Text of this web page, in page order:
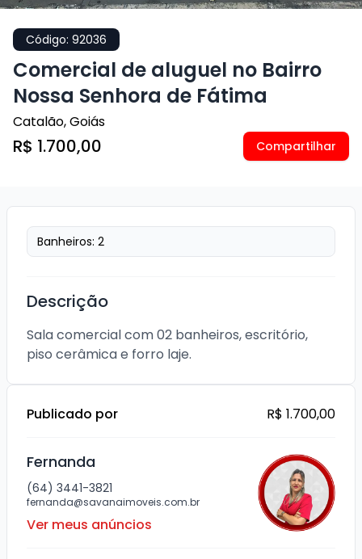
Código: 92036
Comercial de aluguel no Bairro
Nossa Senhora de Fátima
Catalão,Goiás
R$ 1.700,00 Compartilhar
Banheiros: 2
Descrição
Sala comercial com 02 banheiros, escritório,
piso cerâmica e forro laje.
Publicado por R$ 1.700,00
Fernanda
(64) 3441-3821
fernanda@savanaimoveis.com.br
Ver meus anúncios